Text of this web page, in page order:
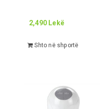
2,490Lekë
Shto në shportë